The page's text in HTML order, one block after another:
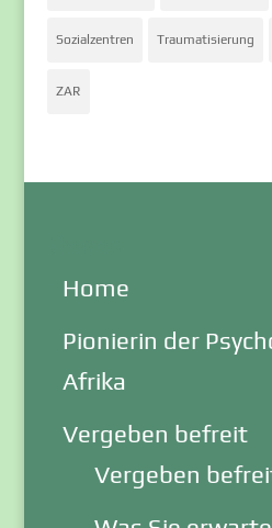
Sozialzentren Traumatisierung
ZAR
Home
Pionierin der
Afrika
Vergeben befreit
Vergeben